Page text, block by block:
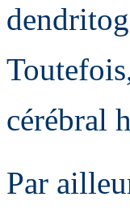
cérébral
Par